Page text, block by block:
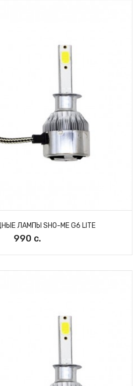
ЛАМПЫ SHO-ME G6 LITE
990 с.